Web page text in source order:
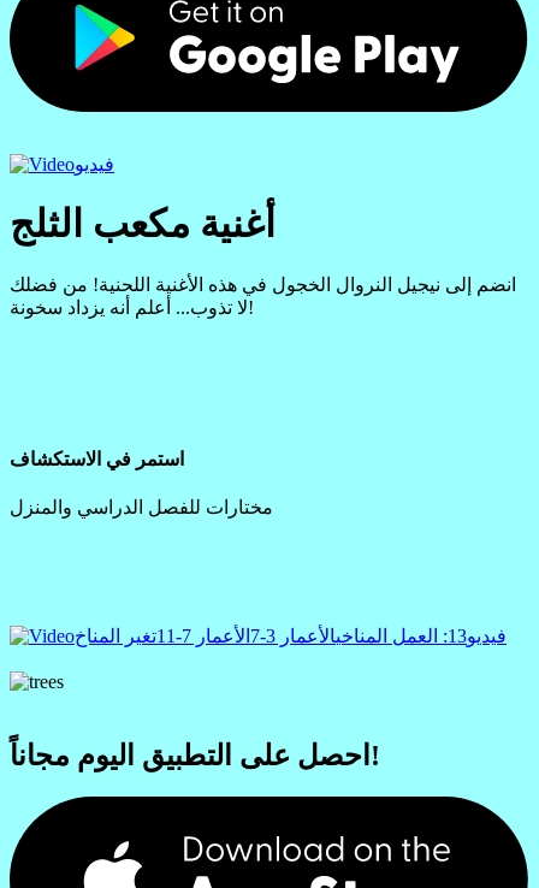
فيديو
أغنية مكعب الثلج
انضم إلى نيجيل النروال الخجول في هذه الأغنية اللحنية! من فضلك
لا تذوب... أعلم أنه يزداد سخونة!
استمر في الاستكشاف
مختارات للفصل الدراسي والمنزل
فيديو13: العمل المناخي الأعمار 3-7 الأعمار 7-11 تغير المناخ
احصل على التطبيق اليوم مجاناً!